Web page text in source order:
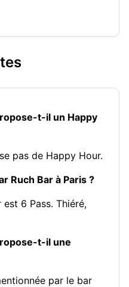
t-il un Happy
pas de Happy Hour.
Ruch Bar à Paris ?
est 6 Pass. Thiéré,
t-il une
par le bar